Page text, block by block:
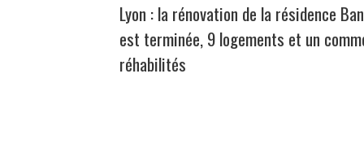
Lyon : la rénovation de la résidence
est terminée, 9 logements et un
réhabilités